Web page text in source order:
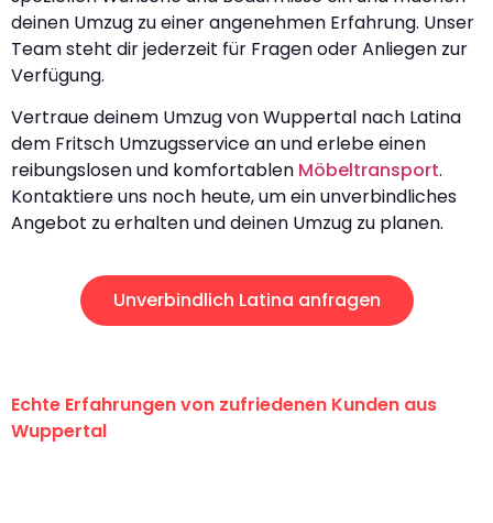
deinen Umzug zu einer angenehmen Erfahrung. Unser
Team steht dir jederzeit für Fragen oder Anliegen zur
Verfügung.
Vertraue deinem Umzug von Wuppertal nach Latina
dem Fritsch Umzugsservice an und erlebe einen
reibungslosen und komfortablen Möbeltransport.
Kontaktiere uns noch heute, um ein unverbindliches
Angebot zu erhalten und deinen Umzug zu planen.
Unverbindlich Latina anfragen
Echte Erfahrungen von zufriedenen Kunden aus
Wuppertal